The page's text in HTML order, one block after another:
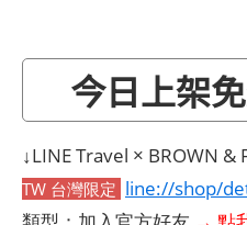
今日上架
↓LINE Travel × BROWN &
TW 台灣限定 line://shop/